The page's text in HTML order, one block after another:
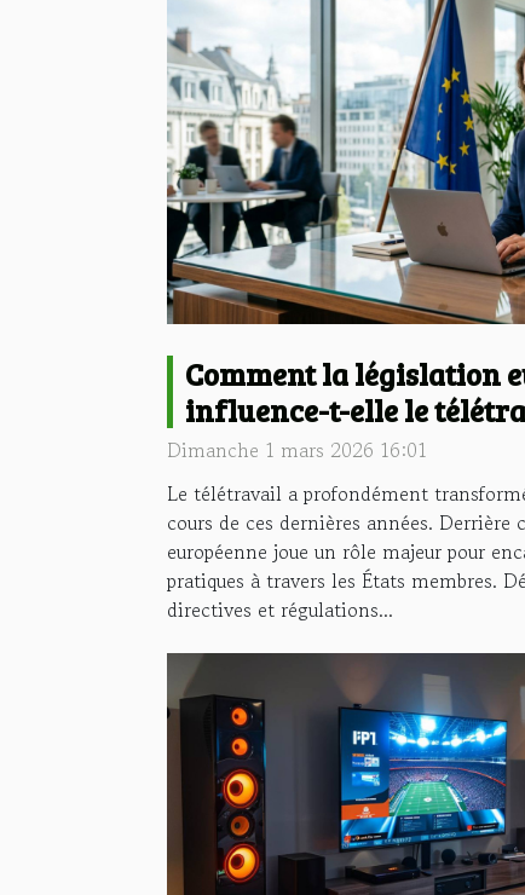
Comment la législation
influence-t-elle le
Dimanche 1 mars 2026 16:01
Le télétravail a profondément
cours de ces dernières années.
européenne joue un rôle majeur pour
pratiques à travers les États membres.
directives et régulations...